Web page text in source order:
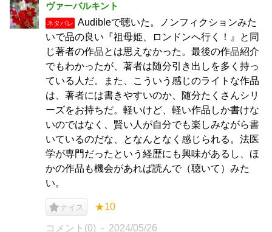
ヴァーバルキント
ネタバレ
Audibleで聴いた。ノンフィクションみた
いで品の良い『祖母姫、ロンドンへ行く！』と同
じ著者の作品とは思えなかった。最後の作品紹介
でもわかったが、著者は随分引き出しを多く持っ
ている人だ。また、こういう感じのライトな作品
は、著者には書きやすいのか、随分たくさんシリ
ーズをお持ちだ。軽いけど、軽い作品しか書けな
いのではなく、賢い人が自分でも楽しみながら書
いているのだな、となんとなく感じられる。法医
学が専門だったという経歴にも興味があるし、ほ
かの作品も機会があれば読んで（聴いて）みた
い。
ナイス ★10
コメント(0) 2024/05/26